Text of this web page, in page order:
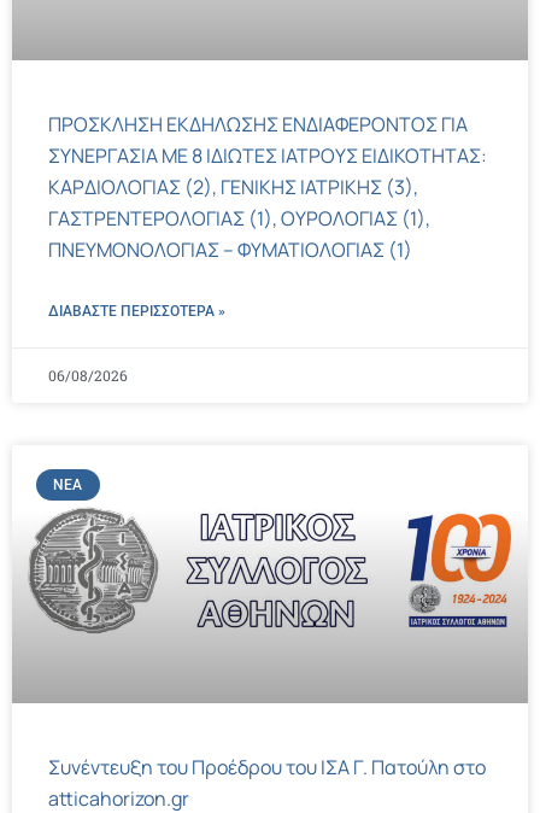
ΠΡΟΣΚΛΗΣΗ ΕΚΔΗΛΩΣΗΣ ΕΝΔΙΑΦΕΡΟΝΤΟΣ ΓΙΑ
ΣΥΝΕΡΓΑΣΙΑ ΜΕ 8 ΙΔΙΩΤΕΣ ΙΑΤΡΟΥΣ ΕΙΔΙΚΟΤΗΤΑΣ:
ΚΑΡΔΙΟΛΟΓΙΑΣ (2), ΓΕΝΙΚΗΣ ΙΑΤΡΙΚΗΣ (3),
ΓΑΣΤΡΕΝΤΕΡΟΛΟΓΙΑΣ (1), ΟΥΡΟΛΟΓΙΑΣ (1),
ΠΝΕΥΜΟΝΟΛΟΓΙΑΣ – ΦΥΜΑΤΙΟΛΟΓΙΑΣ (1)
ΔΙΑΒΑΣΤΕ ΠΕΡΙΣΣΌΤΕΡΑ »
06/08/2026
ΝΈΑ
Συνέντευξη του Προέδρου του ΙΣΑ Γ. Πατούλη στο
atticahorizon.gr